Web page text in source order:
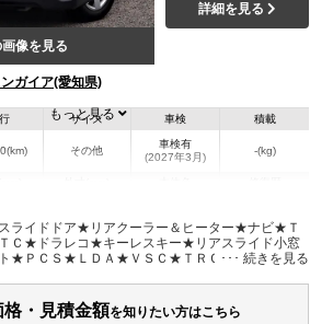
像を見る
ガイア(愛知県)
詳細を見る
サイズ
その他
車検
車検有
(2027年3月)
積載
-(kg)
W:1,880
H:2,100
ワーウィンドウ ABS エアバッグ
集中ドアロック
もっと見る
ライドドア★リアクーラー＆ヒーター★ナビ★Ｔ
Ｃ★ドラレコ★キーレスキー★リアスライド小窓
ト★ＰＣＳ★ＬＤＡ★ＶＳＣ★ＴＲＣ★ＷエアＢ★
ＳＣＮ-Ｗ６８★フロアマット★サイドバイザー
格・見積金額を知りたい方はこちら